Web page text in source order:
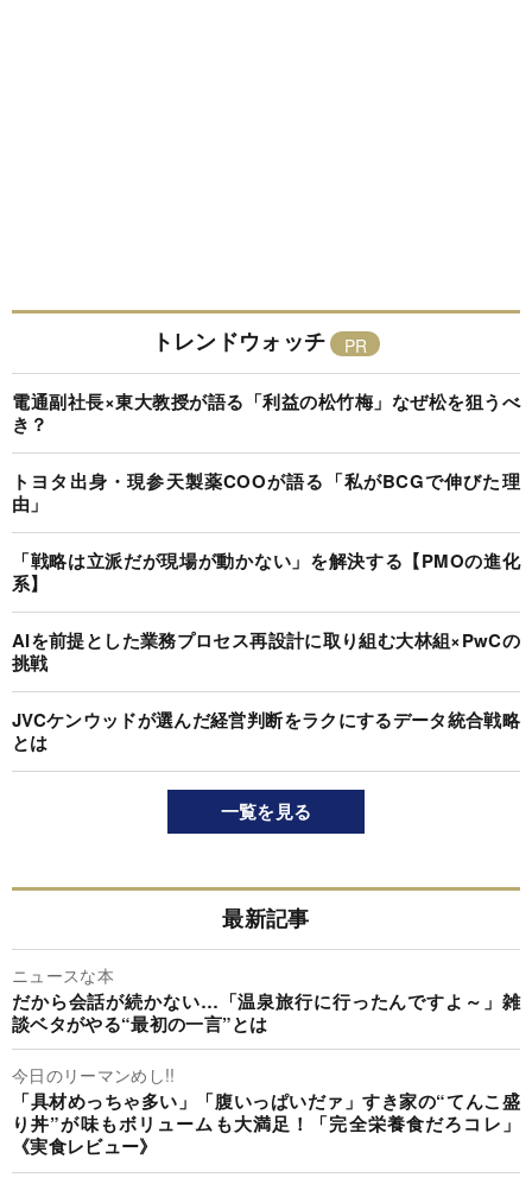
トレンドウォッチ
電通副社長×東大教授が語る「利益の松竹梅」なぜ松を狙うべ
き？
トヨタ出身・現参天製薬COOが語る「私がBCGで伸びた理
由」
「戦略は立派だが現場が動かない」を解決する【PMOの進化
系】
AIを前提とした業務プロセス再設計に取り組む大林組×PwCの
挑戦
JVCケンウッドが選んだ経営判断をラクにするデータ統合戦略
とは
一覧を見る
最新記事
ニュースな本
だから会話が続かない…「温泉旅行に行ったんですよ～」雑
談ベタがやる“最初の一言”とは
今日のリーマンめし!!
「具材めっちゃ多い」「腹いっぱいだァ」すき家の“てんこ盛
り丼”が味もボリュームも大満足！「完全栄養食だろコレ」
《実食レビュー》